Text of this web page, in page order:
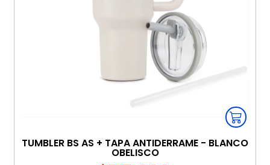
TUMBLER BS AS + TAPA ANTIDERRAME - BLANCO
OBELISCO